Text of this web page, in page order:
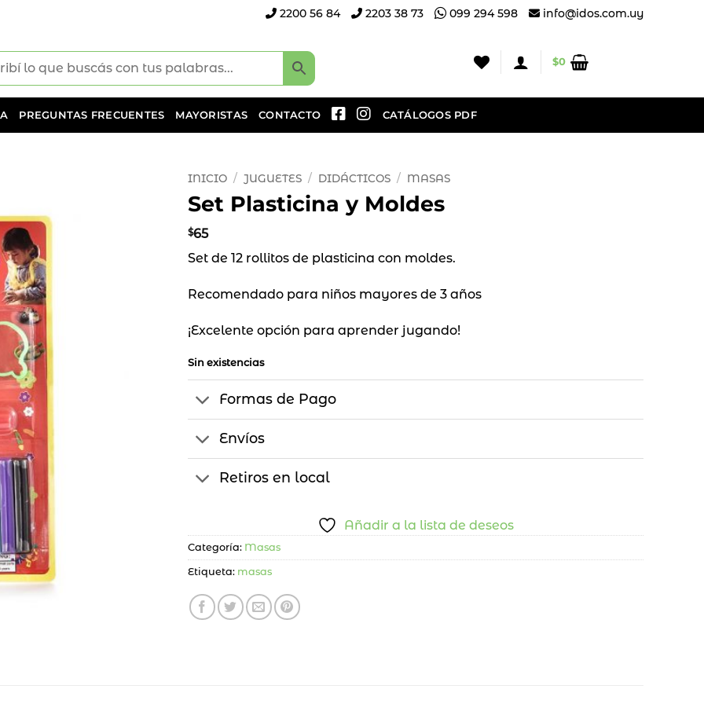
2200 56 84 2203 38 73 099 294 598 info@idos.com.uy
$0
PREGUNTAS FRECUENTES MAYORISTAS CONTACTO CATÁLOGOS PDF
INICIO / JUGUETES / DIDÁCTICOS / MASAS
Set Plasticina y Moldes
$65
Set de 12 rollitos de plasticina con moldes.
Recomendado para niños mayores de 3 años
¡Excelente opción para aprender jugando!
Sin existencias
Formas de Pago
Envíos
Retiros en local
Añadir a la lista de deseos
Categoría: Masas
Etiqueta: masas